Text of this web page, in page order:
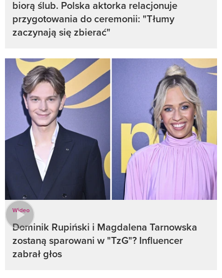
biorą ślub. Polska aktorka relacjonuje
przygotowania do ceremonii: "Tłumy
zaczynają się zbierać"
Wideo
Dominik Rupiński i Magdalena Tarnowska
zostaną sparowani w "TzG"? Influencer
zabrał głos